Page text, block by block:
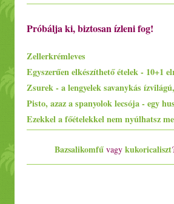
Próbálja ki, biztosan ízleni fog!
Zellerkrémleves
Bazsalikomfű vagy kukoricaliszt